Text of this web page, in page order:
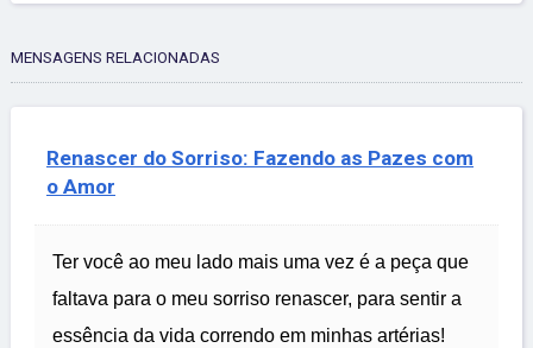
MENSAGENS RELACIONADAS
Renascer do Sorriso: Fazendo as Pazes com
o Amor
Ter você ao meu lado mais uma vez é a peça que
faltava para o meu sorriso renascer, para sentir a
essência da vida correndo em minhas artérias!